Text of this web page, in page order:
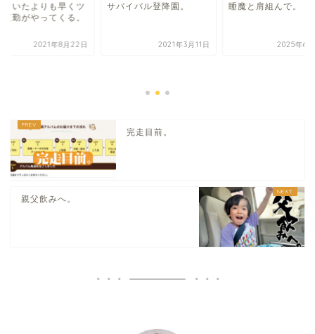
ていたよりも早くツ
夜勤がやってくる。
2021年8月22日
サバイバル登降園。
2021年3月11日
睡魔と肩組んで。
2025年6
完走目前。
親父飲みへ。